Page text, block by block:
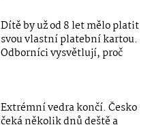
Dítě by už od 8 let mělo platit
svou vlastní platební kartou.
Odborníci vysvětlují, proč
Extrémní vedra končí. Česko